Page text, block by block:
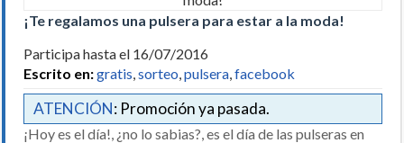
¡Te regalamos una pulsera para estar a la moda!
Participa hasta el 16/07/2016
Escrito en:gratis,sorteo,pulsera,facebook
ATENCIÓN: Promoción ya pasada.
¡Hoy es el día!, ¿no lo sabias?, es el día de las pulseras en